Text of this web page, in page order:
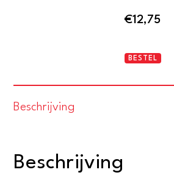
€12,75
Louis
BESTEL
Beschrijving
Beschrijving